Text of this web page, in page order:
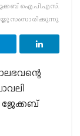
ഐ.പി.എസ്.
സംസാരിക്കുന്നു.